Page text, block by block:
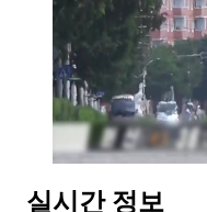
실시간 정보